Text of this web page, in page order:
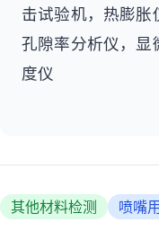
击试验机，热膨胀
孔隙率分析仪，显
度仪
其他材料检测 喷嘴